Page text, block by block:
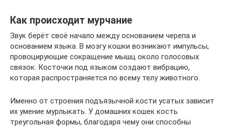
Как происходит мурчание
Звук берёт своё начало между основанием черепа и
основанием языка. В мозгу кошки возникают импульсы,
провоцирующие сокращение мышц около голосовых
связок. Косточки под языком создают вибрацию,
которая распространяется по всему телу животного.
Именно от строения подъязычной кости усатых зависит
их умение мурлыкать. У домашних кошек кость
треугольная формы, благодаря чему они способны